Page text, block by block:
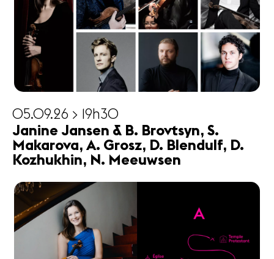
05.09.26 > 19h30
Janine Jansen & B. Brovtsyn, S.
Makarova, A. Grosz, D. Blendulf, D.
Kozhukhin, N. Meeuwsen